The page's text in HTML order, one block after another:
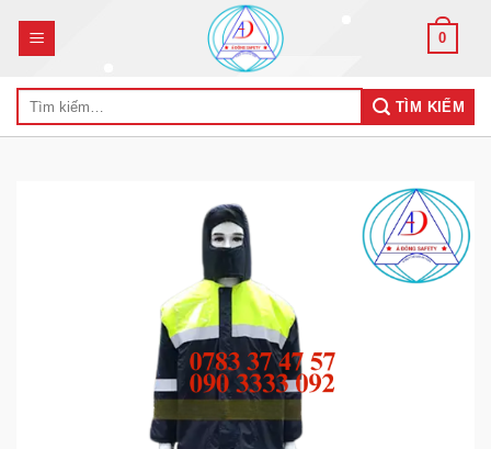
0
TÌM KIẾM